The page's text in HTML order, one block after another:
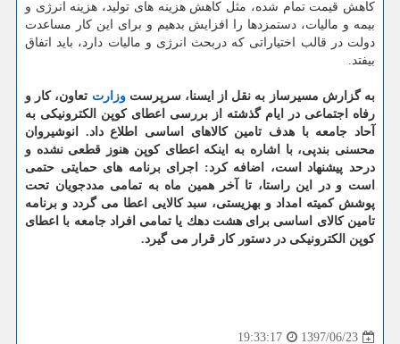
كاهش قیمت تمام شده، مثل كاهش هزینه های تولید، هزینه انرژی و
بیمه و مالیات، دستمزدها را افزایش بدهیم و برای این كار مساعدت
دولت در قالب اختیاراتی كه دربحث انرژی و مالیات دارد، باید اتفاق
بیفتد.
به گزارش مسیرساز به نقل از ایسنا، سرپرستوزارت تعاون، كار و
رفاه اجتماعی در ایام گذشته از بررسی اعطای كوپن الكترونیكی به
آحاد جامعه با هدف تامین كالاهای اساسی اطلاع داد. انوشیروان
محسنی بندپی، با اشاره به اینكه اعطای كوپن هنوز قطعی نشده و
درحد پیشنهاد است، اضافه كرد: اجرای برنامه های حمایتی حتمی
است و در این راستا، تا آخر همین ماه به تمامی مددجویان تحت
پوشش كمیته امداد و بهزیستی، سبد كالایی اعطا می گردد و برنامه
تامین كالای اساسی برای هشت دهك یا تمامی افراد جامعه با اعطای
كوپن الكترونیكی در دستور كار قرار می گیرد.
1397/06/23
19:33:17